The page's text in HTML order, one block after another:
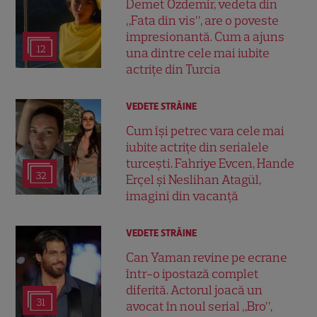
12
Demet Özdemir, vedeta din
„Fata din vis”, are o poveste
impresionantă. Cum a ajuns
una dintre cele mai iubite
actrițe din Turcia
32
VEDETE STRĂINE
Cum își petrec vara cele mai
iubite actrițe din serialele
turcești. Fahriye Evcen, Hande
Erçel și Neslihan Atagül,
imagini din vacanță
31
VEDETE STRĂINE
Can Yaman revine pe ecrane
într-o ipostază complet
diferită. Actorul joacă un
avocat în noul serial „Bro”,